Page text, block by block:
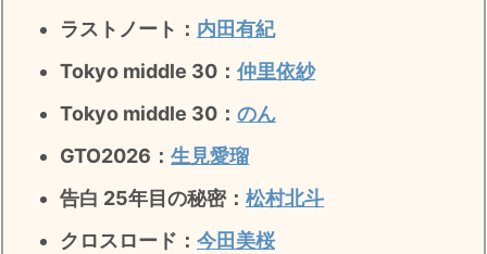
ラストノート ： 内田有紀
Tokyo middle 30： 仲里依紗
Tokyo middle 30： のん
GTO2026： 生見愛瑠
告白 25年目の秘密： 松村北斗
クロスロード： 今田美桜